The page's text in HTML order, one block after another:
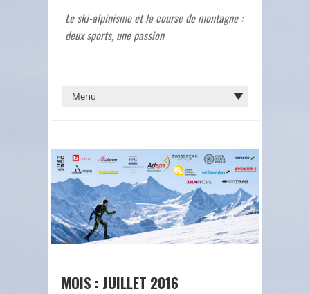
Le ski-alpinisme et la course de montagne :
deux sports, une passion
MOIS : JUILLET 2016